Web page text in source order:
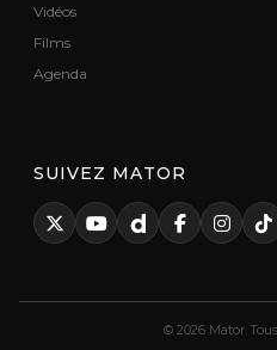
Vidéos
Films
Agenda
SUIVEZ MATOR
© 2026 Mator.